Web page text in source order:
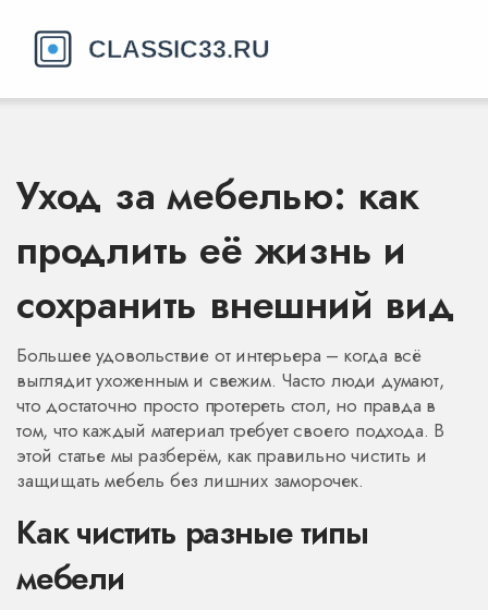
Уход за мебелью: как
продлить её жизнь и
сохранить внешний вид
Большее удовольствие от интерьера – когда всё
выглядит ухоженным и свежим. Часто люди думают,
что достаточно просто протереть стол, но правда в
том, что каждый материал требует своего подхода. В
этой статье мы разберём, как правильно чистить и
защищать мебель без лишних заморочек.
Как чистить разные типы
мебели